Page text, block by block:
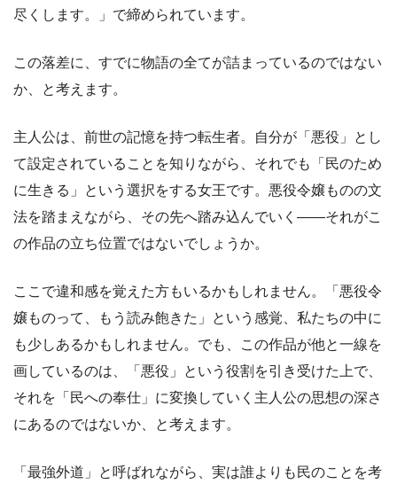
尽くします。」で締められています。
この落差に、すでに物語の全てが詰まっているのではない
か、と考えます。
主人公は、前世の記憶を持つ転生者。自分が「悪役」とし
て設定されていることを知りながら、それでも「民のため
に生きる」という選択をする女王です。悪役令嬢ものの文
法を踏まえながら、その先へ踏み込んでいく――それがこ
の作品の立ち位置ではないでしょうか。
ここで違和感を覚えた方もいるかもしれません。「悪役令
嬢ものって、もう読み飽きた」という感覚、私たちの中に
も少しあるかもしれません。でも、この作品が他と一線を
画しているのは、「悪役」という役割を引き受けた上で、
それを「民への奉仕」に変換していく主人公の思想の深さ
にあるのではないか、と考えます。
「最強外道」と呼ばれながら、実は誰よりも民のことを考